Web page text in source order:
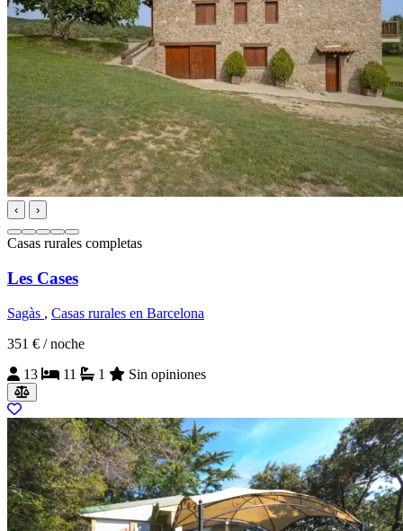
‹ ›
Casas rurales completas
Les Cases
Sagàs , Casas rurales en Barcelona
351 € / noche
13
11 1 Sin opiniones